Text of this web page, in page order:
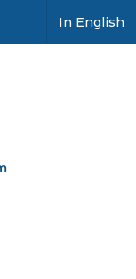
In English